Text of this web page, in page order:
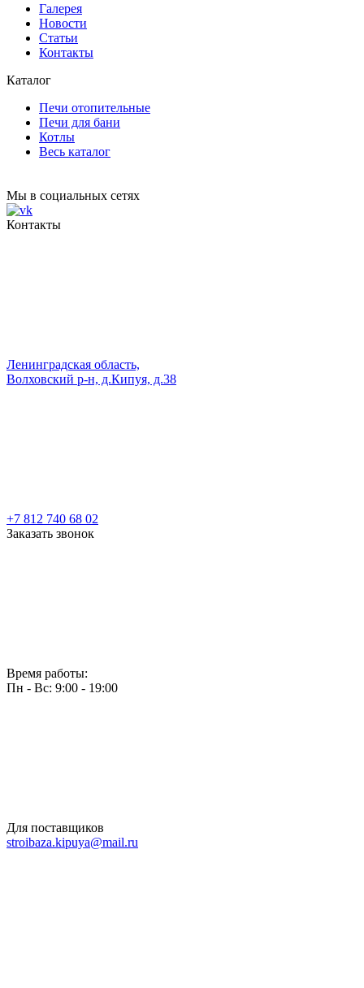
Галерея
Новости
Статьи
Контакты
Каталог
Печи отопительные
Печи для бани
Котлы
Весь каталог
Мы в социальных сетях
Контакты
Ленинградская область,
Волховский р-н, д.Кипуя, д.38
+7 812 740 68 02
Заказать звонок
Время работы:
Пн - Вс: 9:00 - 19:00
Для поставщиков
stroibaza.kipuya@mail.ru